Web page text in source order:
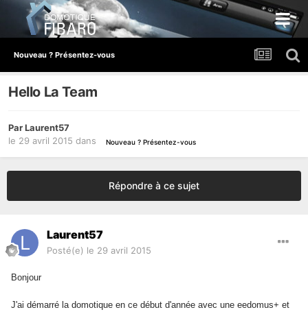
Nouveau ? Présentez-vous
Hello La Team
ParLaurent57
le 29 avril 2015 dans Nouveau ? Présentez-vous
Répondre à ce sujet
Laurent57
Posté(e) le 29 avril 2015
Bonjour
J'ai démarré la domotique en ce début d'année avec une eedomus+ et